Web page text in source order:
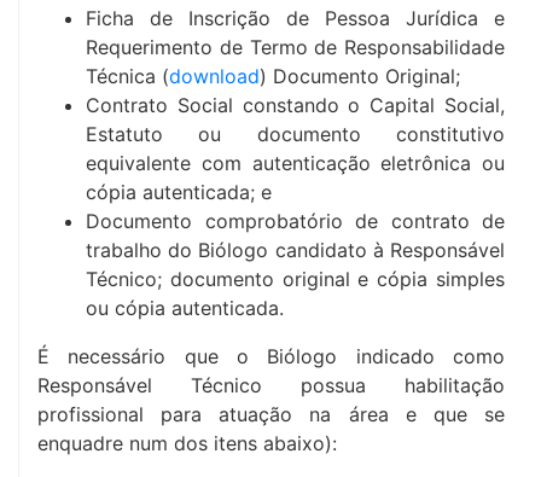
Ficha de Inscrição de Pessoa Jurídica e
Requerimento de Termo de Responsabilidade
Técnica (download) Documento Original;
Contrato Social constando o Capital Social,
Estatuto ou documento constitutivo
equivalente com autenticação eletrônica ou
cópia autenticada; e
Documento comprobatório de contrato de
trabalho do Biólogo candidato à Responsável
Técnico; documento original e cópia simples
ou cópia autenticada.
É necessário que o Biólogo indicado como
Responsável Técnico possua habilitação
profissional para atuação na área e que se
enquadre num dos itens abaixo):